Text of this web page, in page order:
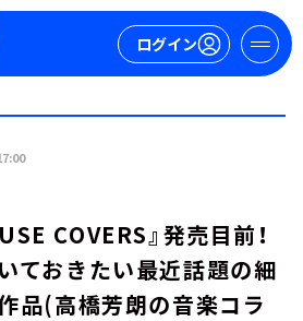
ログイン
COVERS』発売目前！
ておきたい最近話題の細
品(高橋芳朗の音楽コラ